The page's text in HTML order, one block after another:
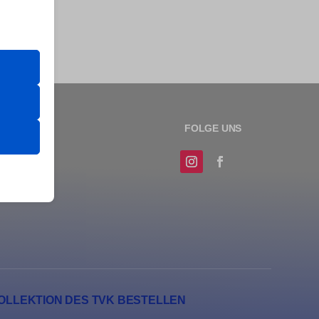
DES TVK BESTELLEN